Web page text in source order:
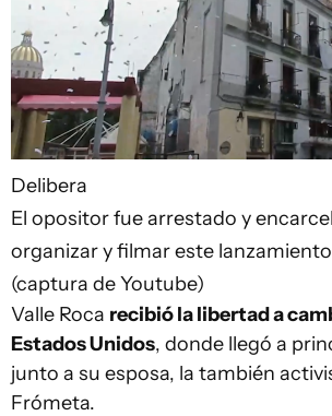
Delibera
El opositor fue arrestado y
organizar y filmar este
(captura de Youtube)
Valle Roca recibió la libertad a
Estados Unidos, donde llegó a
junto a su esposa, la también
Frómeta.